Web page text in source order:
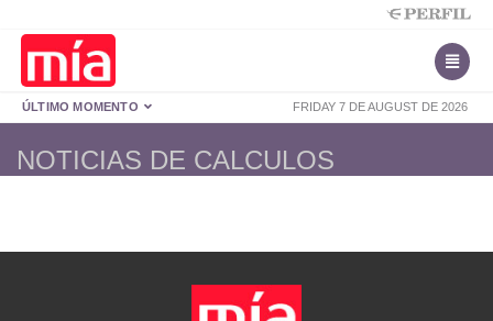
FRIDAY 7 DE AUGUST DE 2026
ÚLTIMO MOMENTO
NOTICIAS DE CALCULOS